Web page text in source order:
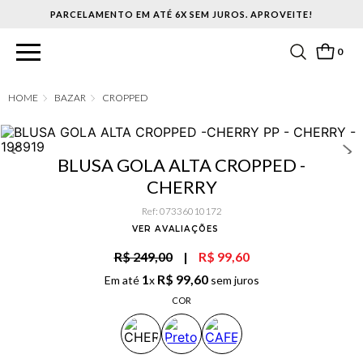
PARCELAMENTO EM ATÉ 6X SEM JUROS. APROVEITE!
0
BAZAR CROPPED
BLUSA GOLA ALTA CROPPED -
CHERRY
Ref: 07336010172
VER AVALIAÇÕES
R$ 249,00 | R$ 99,60
Em até 1x R$ 99,60sem juros
COR